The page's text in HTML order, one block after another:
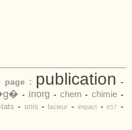
page : publication -
- inorg - chem -chimie -
- unis-facteur - impact-657 -